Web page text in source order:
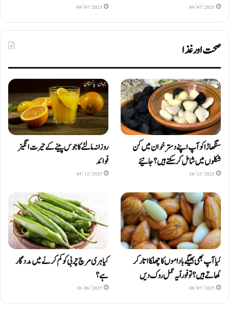
09/07/2025
09/07/2025
صحت اور غذا
سنگھاڑا کو آپ اپنے دستر خوان میں کن
شکلوں میں شامل کرسکتے ہیں ؟ جانیئے
26/12/2025
روزانہ مالٹے کا جوس پینے کے حیرت انگیز
فوائد
05/12/2025
کیا آپ بھی بھیگے باداموں کا چھلکا اتار کر
کھاتے ہیں؟ تو فوراً یہ عمل روک دیں
08/07/2025
کیا ہری مرچ چربی کو کم کرنے میں مددگار
ہے؟
26/06/2025